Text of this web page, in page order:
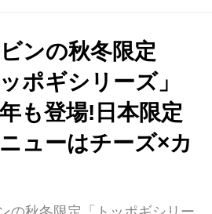
」(1000円)が10月16日(月)か
定・数量限定で発売されま
真っ黒なソルビンが日本初上陸
ニューは、韓国で「黒心(フッ
ルビン」として発売され、人
わのミルクかき氷に、黒ご
リーム、さらにその上に黒ご
ンの秋冬限定
ッポギシリーズ」
も登場!日本限定
ューはチーズ×カ